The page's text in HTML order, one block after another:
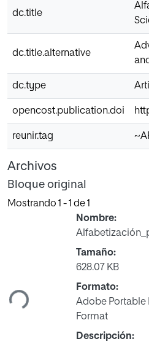
dc.title
dc.title.alternative
dc.type
opencost.publication.doi
reunir.tag
Archivos
Bloque original
Mostrando 1 - 1 de 1
Cargando...
Nombre:
Tamaño:
628.07 KB
Formato:
Adobe Portable
Format
Descripción: